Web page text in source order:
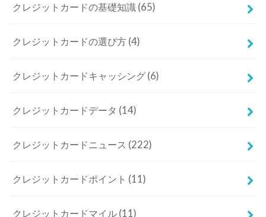
クレジットカードの基礎知識 (65)
クレジットカードの選び方 (4)
クレジットカードキャッシング (6)
クレジットカードデータ (14)
クレジットカードニュース (222)
クレジットカードポイント (11)
クレジットカードマイル (11)